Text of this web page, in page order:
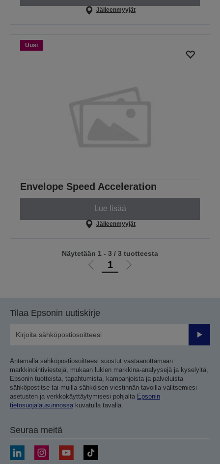
Jälleenmyyjät
Uusi
Envelope Speed Acceleration
Lue lisää
Jälleenmyyjät
Siirry1
Siirry
Näytetään 1 - 3 / 3 tuotteesta
Tilaa Epsonin uutiskirje
Lähetä
Antamalla sähköpostiosoitteesi suostut vastaanottamaan
markkinointiviestejä, mukaan lukien markkina-analyysejä ja kyselyitä,
Epsonin tuotteista, tapahtumista, kampanjoista ja palveluista
sähköpostitse tai muilla sähköisen viestinnän tavoilla valitsemiesi
asetusten ja verkkokäyttäytymisesi pohjalta Epsonin
tietosuojalausunnossa kuvatulla tavalla.
Seuraa meitä